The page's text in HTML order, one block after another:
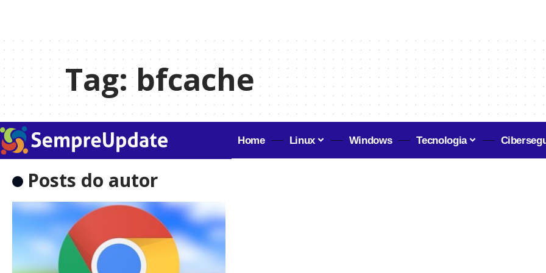
Tag:bfcache
Home Linux Windows Tecnologia
Posts do autor